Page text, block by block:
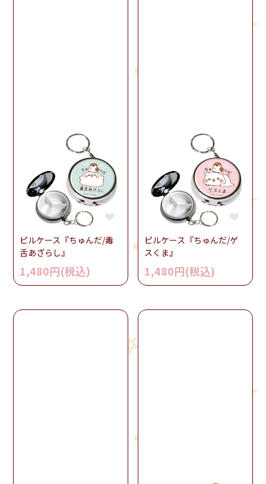
ピルケース『ちゅんだ/毒
舌あざらし』
1,480円(税込)
ピルケース『ちゅんだ/ゲ
スくま』
1,480円(税込)